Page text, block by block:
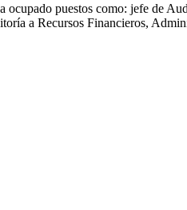
ocupado puestos como: jefe de
a Recursos Financieros,